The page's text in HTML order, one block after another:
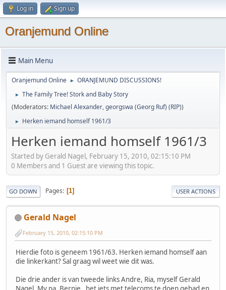
Log in Sign up
Oranjemund Online
Main Menu
Oranjemund Online ► ORANJEMUND DISCUSSIONS!
►
The Family Tree! Stork and Baby Story
(Moderators: Michael Alexander,georgswa (Georg Ruf) (RIP))
► Herken iemand homself 1961/3
Herken iemand homself 1961/3
Started by Gerald Nagel, February 15, 2010, 02:15:10 PM
0 Members and 1 Guest are viewing this topic.
GO DOWN Pages 1 USER ACTIONS
Gerald Nagel
February 15, 2010, 02:15:10 PM
Hierdie foto is geneem 1961/63. Herken iemand homself aan
die linkerkant? Sal graag wil weet wie dit was.
Die drie ander is van tweede links Andre, Ria, myself Gerald